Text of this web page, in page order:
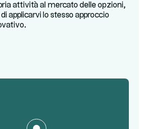
attività al mercato delle opzioni,
applicarvi lo stesso approccio